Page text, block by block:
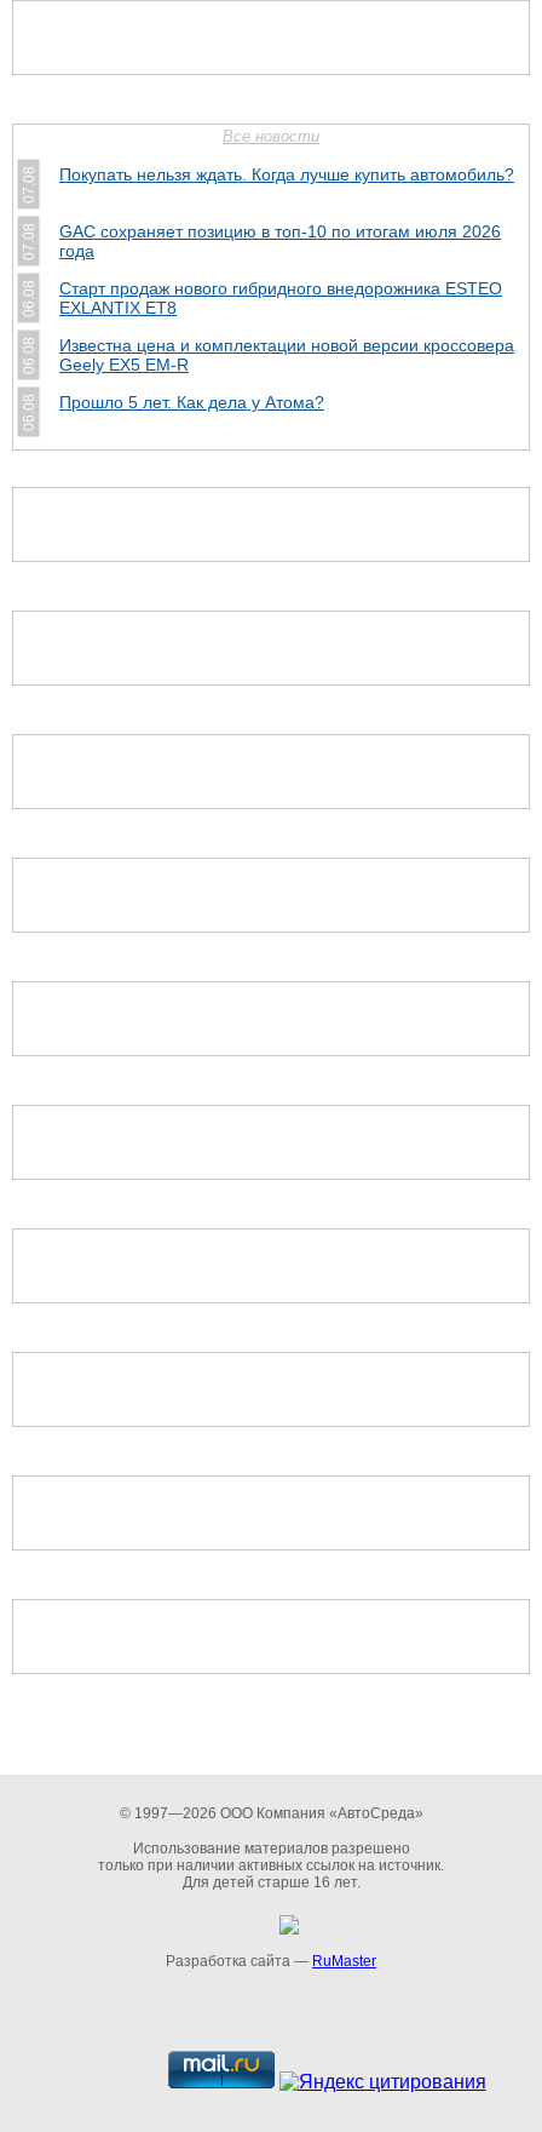
Все новости
07.08 Покупать нельзя ждать. Когда лучше купить автомобиль?
07.08
GAC сохраняет позицию в топ-10 по итогам июля 2026
года
06.08
Старт продаж нового гибридного внедорожника ESTEO
EXLANTIX ET8
06.08
Известна цена и комплектации новой версии кроссовера
Geely EX5 EM-R
06.08 Прошло 5 лет. Как дела у Атома?
© 1997—2026 ООО Компания «АвтоСреда»
Использование материалов разрешено
только при наличии активных ссылок на источник.
Для детей старше 16 лет.
Разработка сайта — RuMaster